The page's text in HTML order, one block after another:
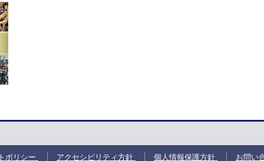
ポリシー アクセシビリティ方針 個人情報保護方針 お問い